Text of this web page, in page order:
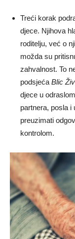
Treći korak
djece. Njihova
roditelju, već o
možda su
zahvalnost. To
podsjeća Blic
djece u
partnera, posla i
preuzimati
kontrolom.